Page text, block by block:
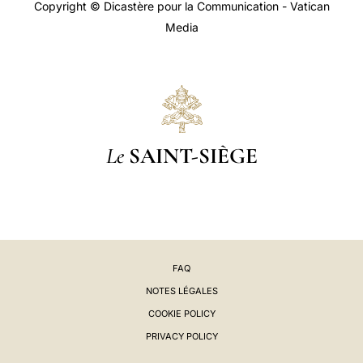
Copyright © Dicastère pour la Communication - Vatican
Media
Le SAINT-SIÈGE
FAQ
NOTES LÉGALES
COOKIE POLICY
PRIVACY POLICY